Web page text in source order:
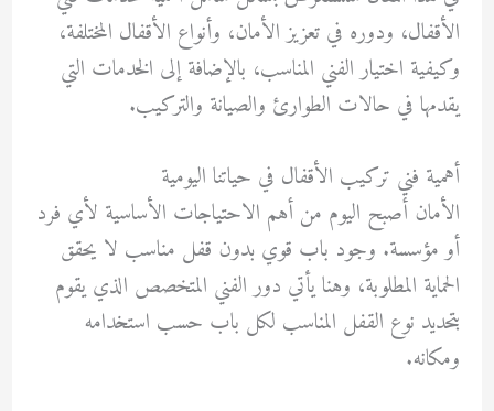
الأقفال، ودوره في تعزيز الأمان، وأنواع الأقفال المختلفة،
وكيفية اختيار الفني المناسب، بالإضافة إلى الخدمات التي
يقدمها في حالات الطوارئ والصيانة والتركيب.
أهمية فني تركيب الأقفال في حياتنا اليومية
الأمان أصبح اليوم من أهم الاحتياجات الأساسية لأي فرد
أو مؤسسة. وجود باب قوي بدون قفل مناسب لا يحقق
الحماية المطلوبة، وهنا يأتي دور الفني المتخصص الذي يقوم
بتحديد نوع القفل المناسب لكل باب حسب استخدامه
ومكانه.